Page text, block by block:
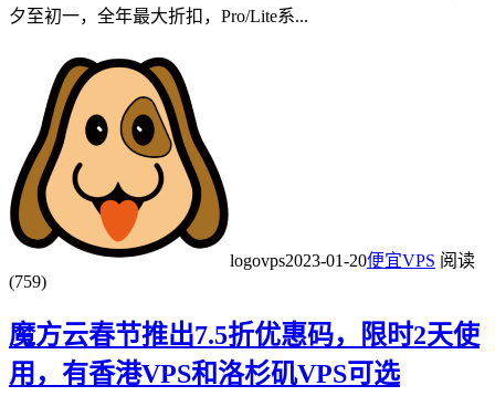
夕至初一，全年最大折扣，Pro/Lite系...
logovps2023-01-20便宜VPS 阅读
(759)
魔方云春节推出7.5折优惠码，限时2天使
用，有香港VPS和洛杉矶VPS可选